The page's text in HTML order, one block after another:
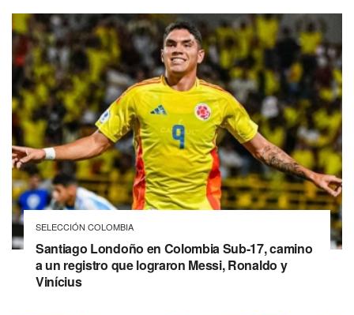
SELECCIÓN COLOMBIA
Santiago Londoño en Colombia Sub-17, camino
a un registro que lograron Messi, Ronaldo y
Vinícius